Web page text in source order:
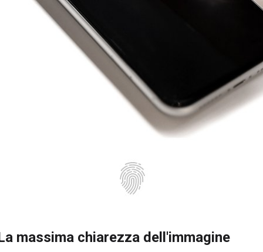
massima chiarezza dell'immagine